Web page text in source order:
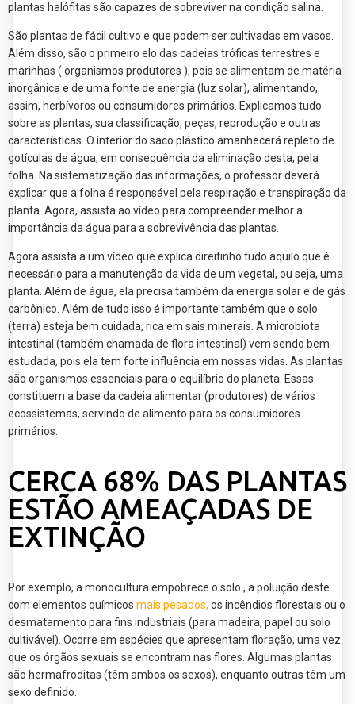
plantas halófitas são capazes de sobreviver na condição salina.
São plantas de fácil cultivo e que podem ser cultivadas em vasos.
Além disso, são o primeiro elo das cadeias tróficas terrestres e
marinhas ( organismos produtores ), pois se alimentam de matéria
inorgânica e de uma fonte de energia (luz solar), alimentando,
assim, herbívoros ou consumidores primários. Explicamos tudo
sobre as plantas, sua classificação, peças, reprodução e outras
características. O interior do saco plástico amanhecerá repleto de
gotículas de água, em consequência da eliminação desta, pela
folha. Na sistematização das informações, o professor deverá
explicar que a folha é responsável pela respiração e transpiração da
planta. Agora, assista ao vídeo para compreender melhor a
importância da água para a sobrevivência das plantas.
Agora assista a um vídeo que explica direitinho tudo aquilo que é
necessário para a manutenção da vida de um vegetal, ou seja, uma
planta. Além de água, ela precisa também da energia solar e de gás
carbônico. Além de tudo isso é importante também que o solo
(terra) esteja bem cuidada, rica em sais minerais. A microbiota
intestinal (também chamada de flora intestinal) vem sendo bem
estudada, pois ela tem forte influência em nossas vidas. As plantas
são organismos essenciais para o equilíbrio do planeta. Essas
constituem a base da cadeia alimentar (produtores) de vários
ecossistemas, servindo de alimento para os consumidores
primários.
CERCA 68% DAS PLANTAS
ESTÃO AMEAÇADAS DE
EXTINÇÃO
Por exemplo, a monocultura empobrece o solo , a poluição deste
com elementos químicos mais pesados, os incêndios florestais ou o
desmatamento para fins industriais (para madeira, papel ou solo
cultivável). Ocorre em espécies que apresentam floração, uma vez
que os órgãos sexuais se encontram nas flores. Algumas plantas
são hermafroditas (têm ambos os sexos), enquanto outras têm um
sexo definido.